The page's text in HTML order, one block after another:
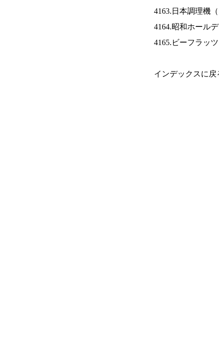
4163.日本調理機（
4164.昭和ホール
4165.ビーフラッ
インデックスに戻